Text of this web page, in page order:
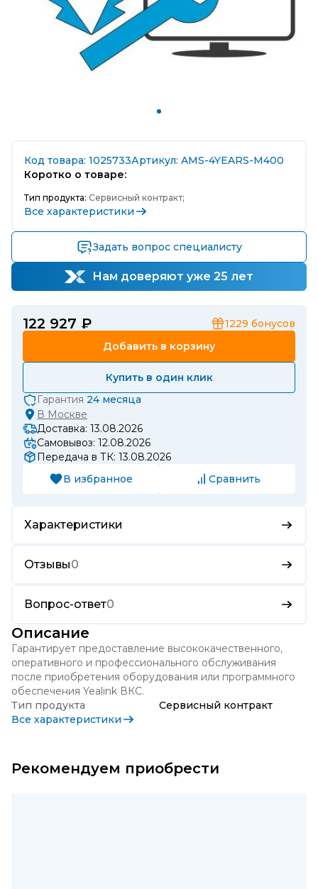
Код товара: 1025733Артикул: AMS-4YEARS-M400
Коротко о товаре:
Тип продукта: Сервисный контракт;
Все характеристики
Задать вопрос специалисту
Нам доверяют уже 25 лет
122 927 ₽ 1229 бонусов
Добавить в корзину
Купить в один клик
Гарантия 24 месяца
В Москве
Доставка: 13.08.2026
Самовывоз: 12.08.2026
Передача в ТК: 13.08.2026
В избранное
Сравнить
Характеристики
Отзывы0
Вопрос-ответ0
Описание
Гарантирует предоставление высококачественного,
оперативного и профессионального обслуживания
после приобретения оборудования или программного
обеспечения Yealink ВКС.
Тип продукта
Сервисный контракт
Все характеристики
Рекомендуем приобрести